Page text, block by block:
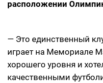
расположении
— Это единственный
играет на Мемориале
хорошего уровня и
качественными